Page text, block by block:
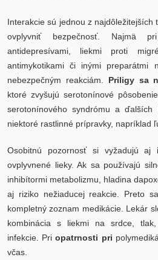
Interakcie sú jednou z najdôležitejších
ovplyvniť bezpečnosť. Najmä
antidepresívami, liekmi proti
antimykotikami či inými preparátmi
nebezpečným reakciám. Priligy sa
ktoré zvyšujú serotonínové
serotonínového syndrómu a
niektoré rastlinné prípravky, napríklad
Osobitnú pozornosť si vyžadujú aj
ovplyvnené lieky. Ak sa používajú
inhibítormi metabolizmu, hladina
aj riziko nežiaducej reakcie. Preto
kompletný zoznam medikácie. Lekár
kombinácia s liekmi na srdce,
infekcie. Priopatrnosti pri
včas.